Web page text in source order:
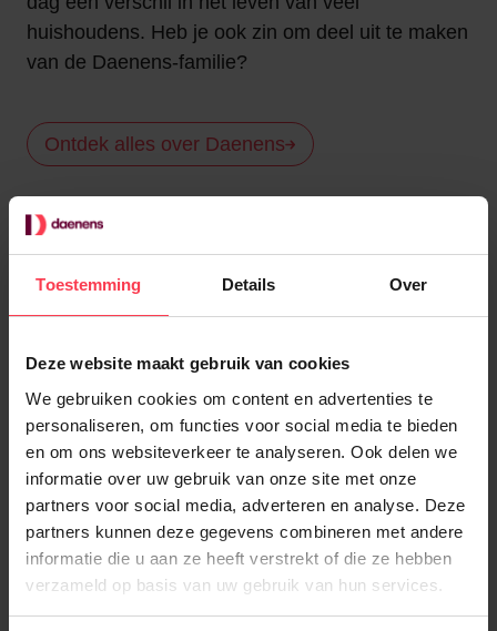
Toestemming Details Over
Deze website maakt gebruik van cookies
We gebruiken cookies om content en advertenties te
personaliseren, om functies voor social media te bieden
en om ons websiteverkeer te analyseren. Ook delen we
informatie over uw gebruik van onze site met onze
partners voor social media, adverteren en analyse. Deze
partners kunnen deze gegevens combineren met andere
informatie die u aan ze heeft verstrekt of die ze hebben
verzameld op basis van uw gebruik van hun services.
huishoudens. Heb je ook zin om deel uit te maken
van de Daenens-familie?
Ontdek alles over Daenens
Werken bij Daenens
+100.000
Huishoudens
+17.200
Huishoudhulpen